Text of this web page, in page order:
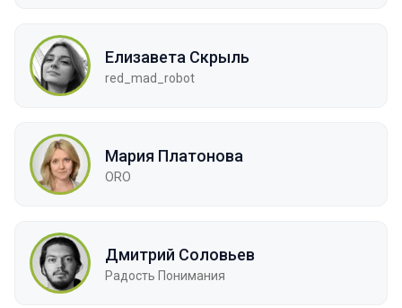
Елизавета Скрыль
red_mad_robot
Мария Платонова
ORO
Дмитрий Соловьев
Радость Понимания